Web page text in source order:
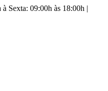
à Sexta: 09:00h às 18:00h |